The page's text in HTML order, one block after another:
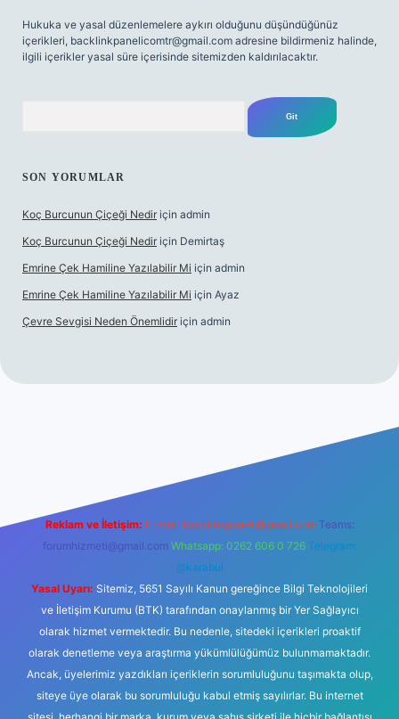
Hukuka ve yasal düzenlemelere aykırı olduğunu düşündüğünüz
içerikleri, backlinkpanelicomtr@gmail.com adresine bildirmeniz halinde,
ilgili içerikler yasal süre içerisinde sitemizden kaldırılacaktır.
SON YORUMLAR
Koç Burcunun Çiçeği Nedir için admin
Koç Burcunun Çiçeği Nedir için Demirtaş
Emrine Çek Hamiline Yazılabilir Mi için admin
Emrine Çek Hamiline Yazılabilir Mi için Ayaz
Çevre Sevgisi Neden Önemlidir için admin
Reklam ve İletişim: E-mail: backlinkpaneli@gmail.com Teams:
forumhizmeti@gmail.com Whatsapp: 0262 606 0 726 Telegram:
@karabul
Yasal Uyarı: Sitemiz, 5651 Sayılı Kanun gereğince Bilgi Teknolojileri
ve İletişim Kurumu (BTK) tarafından onaylanmış bir Yer Sağlayıcı
olarak hizmet vermektedir. Bu nedenle, sitedeki içerikleri proaktif
olarak denetleme veya araştırma yükümlülüğümüz bulunmamaktadır.
Ancak, üyelerimiz yazdıkları içeriklerin sorumluluğunu taşımakta olup,
siteye üye olarak bu sorumluluğu kabul etmiş sayılırlar. Bu internet